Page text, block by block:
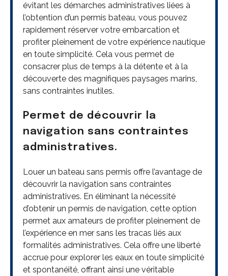
évitant les démarches administratives liées à
l’obtention d’un permis bateau, vous pouvez
rapidement réserver votre embarcation et
profiter pleinement de votre expérience nautique
en toute simplicité. Cela vous permet de
consacrer plus de temps à la détente et à la
découverte des magnifiques paysages marins,
sans contraintes inutiles.
Permet de découvrir la
navigation sans contraintes
administratives.
Louer un bateau sans permis offre l’avantage de
découvrir la navigation sans contraintes
administratives. En éliminant la nécessité
d’obtenir un permis de navigation, cette option
permet aux amateurs de profiter pleinement de
l’expérience en mer sans les tracas liés aux
formalités administratives. Cela offre une liberté
accrue pour explorer les eaux en toute simplicité
et spontanéité, offrant ainsi une véritable